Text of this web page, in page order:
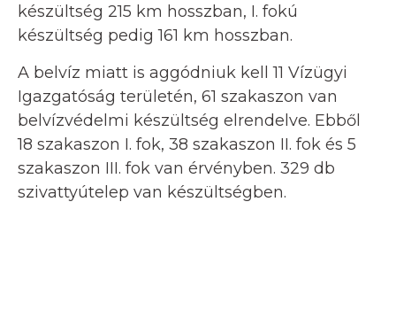
készültség 215 km hosszban, I. fokú
készültség pedig 161 km hosszban.
A belvíz miatt is aggódniuk kell 11 Vízügyi
Igazgatóság területén, 61 szakaszon van
belvízvédelmi készültség elrendelve. Ebből
18 szakaszon I. fok, 38 szakaszon II. fok és 5
szakaszon III. fok van érvényben. 329 db
szivattyútelep van készültségben.